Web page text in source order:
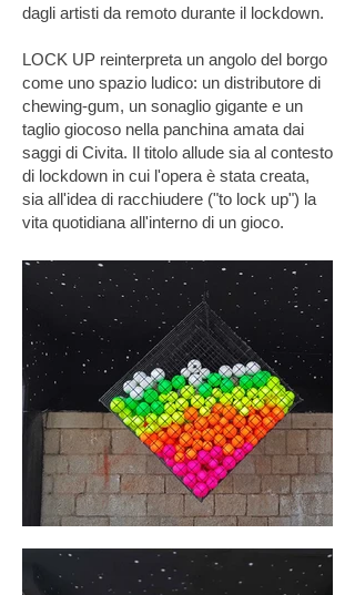
dagli artisti da remoto durante il lockdown.
LOCK UP reinterpreta un angolo del borgo
come uno spazio ludico: un distributore di
chewing-gum, un sonaglio gigante e un
taglio giocoso nella panchina amata dai
saggi di Civita. Il titolo allude sia al contesto
di lockdown in cui l'opera è stata creata,
sia all'idea di racchiudere ("to lock up") la
vita quotidiana all'interno di un gioco.